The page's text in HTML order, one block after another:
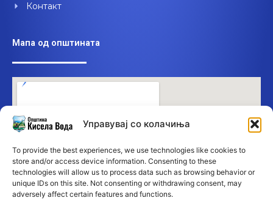
Управувај со колачиња
To provide the best experiences, we use technologies like cookies to
store and/or access device information. Consenting to these
technologies will allow us to process data such as browsing behavior or
unique IDs on this site. Not consenting or withdrawing consent, may
adversely affect certain features and functions.
Контакт
Мапа од општината